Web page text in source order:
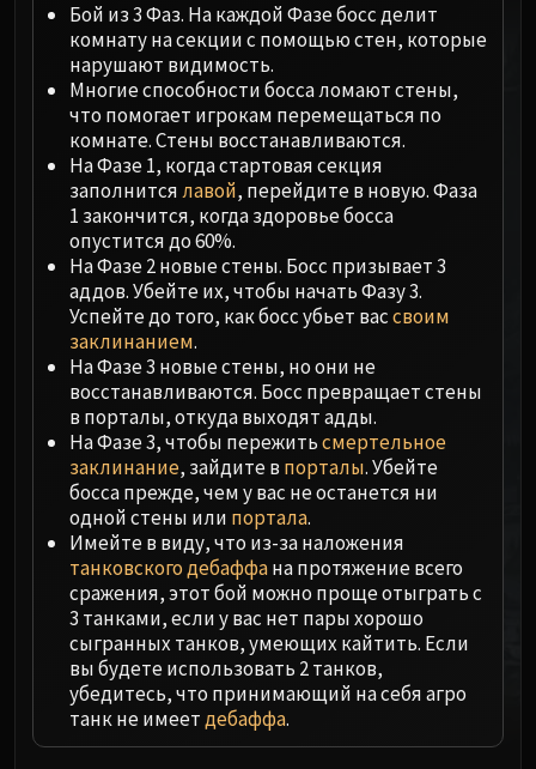
Primordius
Dark Animus
Iron Qon
Twin Empyreans
Lei Shen
Ra-den
MANAFORGE OMEGA
Plexus Sentinel
Loom'ithar
Soulbinder Naazindhri
Forgeweaver Araz
The Soul Hunters
Fractillus
Nexus-King Salhadaar
Dimensius, the All-Devouring
MSV / HOF / TOES
The Stone Guard
Feng the Accursed
Gara'jal the Spiritbinder
The Spirit Kings
Elegon
Will of the Emperor
Imperial Vizier Zor'lok
Blade Lord Ta'yak
Бой из 3 Фаз. На каждой Фазе босс делит
комнату на секции с помощью стен, которые
нарушают видимость.
Многие способности босса ломают стены,
что помогает игрокам перемещаться по
комнате. Стены восстанавливаются.
На Фазе 1, когда стартовая секция
заполнитсялавой, перейдите в новую. Фаза
1 закончится, когда здоровье босса
опустится до 60%.
На Фазе 2 новые стены. Босс призывает 3
аддов. Убейте их, чтобы начать Фазу 3.
Успейте до того, как босс убьет вассвоим
заклинанием.
На Фазе 3 новые стены, но они не
восстанавливаются. Босс превращает стены
в порталы, откуда выходят адды.
На Фазе 3, чтобы пережитьсмертельное
заклинание, зайдите в порталы. Убейте
босса прежде, чем у вас не останется ни
одной стены или портала.
Имейте в виду, что из-за наложения
танковского дебаффана протяжение всего
сражения, этот бой можно проще отыграть с
3 танками, если у вас нет пары хорошо
сыгранных танков, умеющих кайтить. Если
вы будете использовать 2 танков,
убедитесь, что принимающий на себя агро
танк не имеетдебаффа.